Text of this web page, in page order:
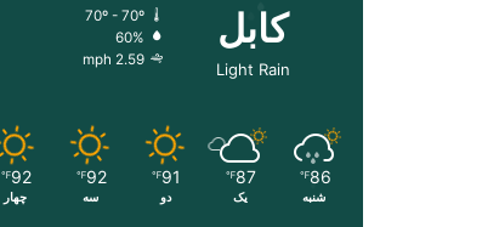
کابل
Light Rain
70º - 70º
60%
2.59 mph
86
℉
شنبه
87
℉
یک
91
℉
دو
92
℉
سه
92
℉
چهار